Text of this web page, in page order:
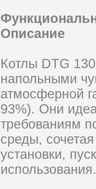
Описание
Котлы DTG
напольными
атмосферной
93%). Они
требованиям
среды,
установки,
использования.